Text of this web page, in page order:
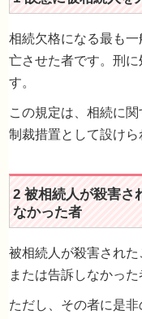
1 故意に被相続人
相続欠格になる最も
亡させた者です。刑
す。
この規定は、相続に
制裁措置として設けら
被相続人が殺害された
または告訴しなかっ
ただし、その者に是